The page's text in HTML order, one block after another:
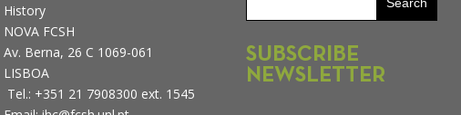
History
NOVA FCSH
Av. Berna, 26 C 1069-061
LISBOA
Tel.: +351 21 7908300 ext. 1545
SUBSCRIBE
NEWSLETTER